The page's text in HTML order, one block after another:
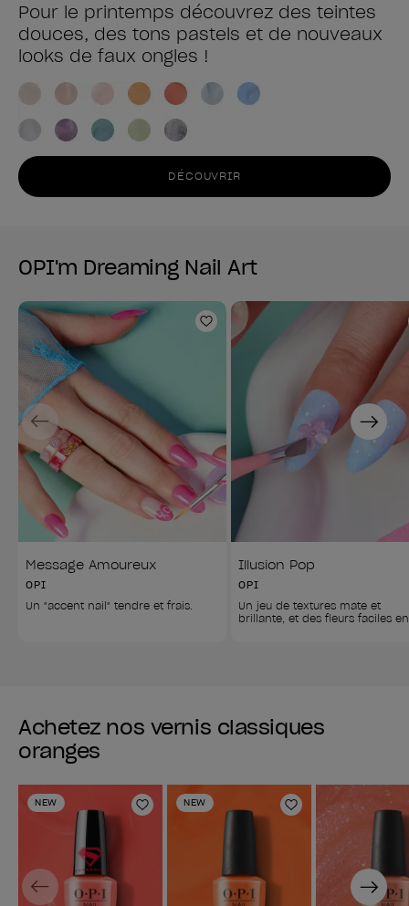
Pour le printemps découvrez des teintes
douces, des tons pastels et de nouveaux
looks de faux ongles !
DÉCOUVRIR
OPI'm Dreaming Nail Art
Ajouter aux favoris
Message Amoureux
OPI
Un "accent nail" tendre et frais.
Illusion Pop
OPI
Un jeu de textures mate et
brillante, et des fleurs faciles
Previous Next
Achetez nos vernis classiques
oranges
NEW
Ajouter aux favoris
NEW
Ajouter aux
Previous Next